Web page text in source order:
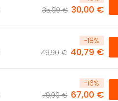
35,99 € 30,00 €
-18%
49,90 € 40,79 €
-16%
79,99 € 67,00 €